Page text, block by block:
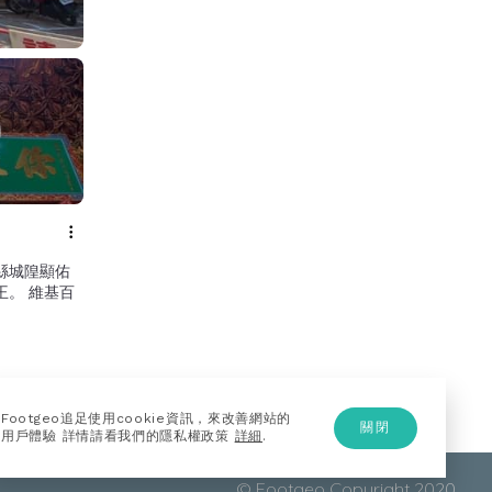
城隍顯佑
。 維基百
Footgeo追足使用cookie資訊，來改善網站的
用戶體驗 詳情請看我們的隱私權政策 詳細 .
關閉